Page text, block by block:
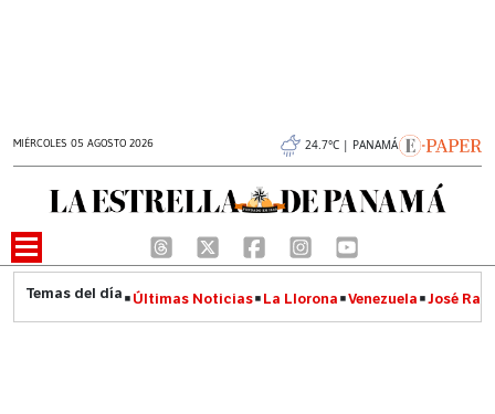
MIÉRCOLES 05 AGOSTO 2026 24.7°C | PANAMÁ
Últimas Noticias La Llorona Venezuela José